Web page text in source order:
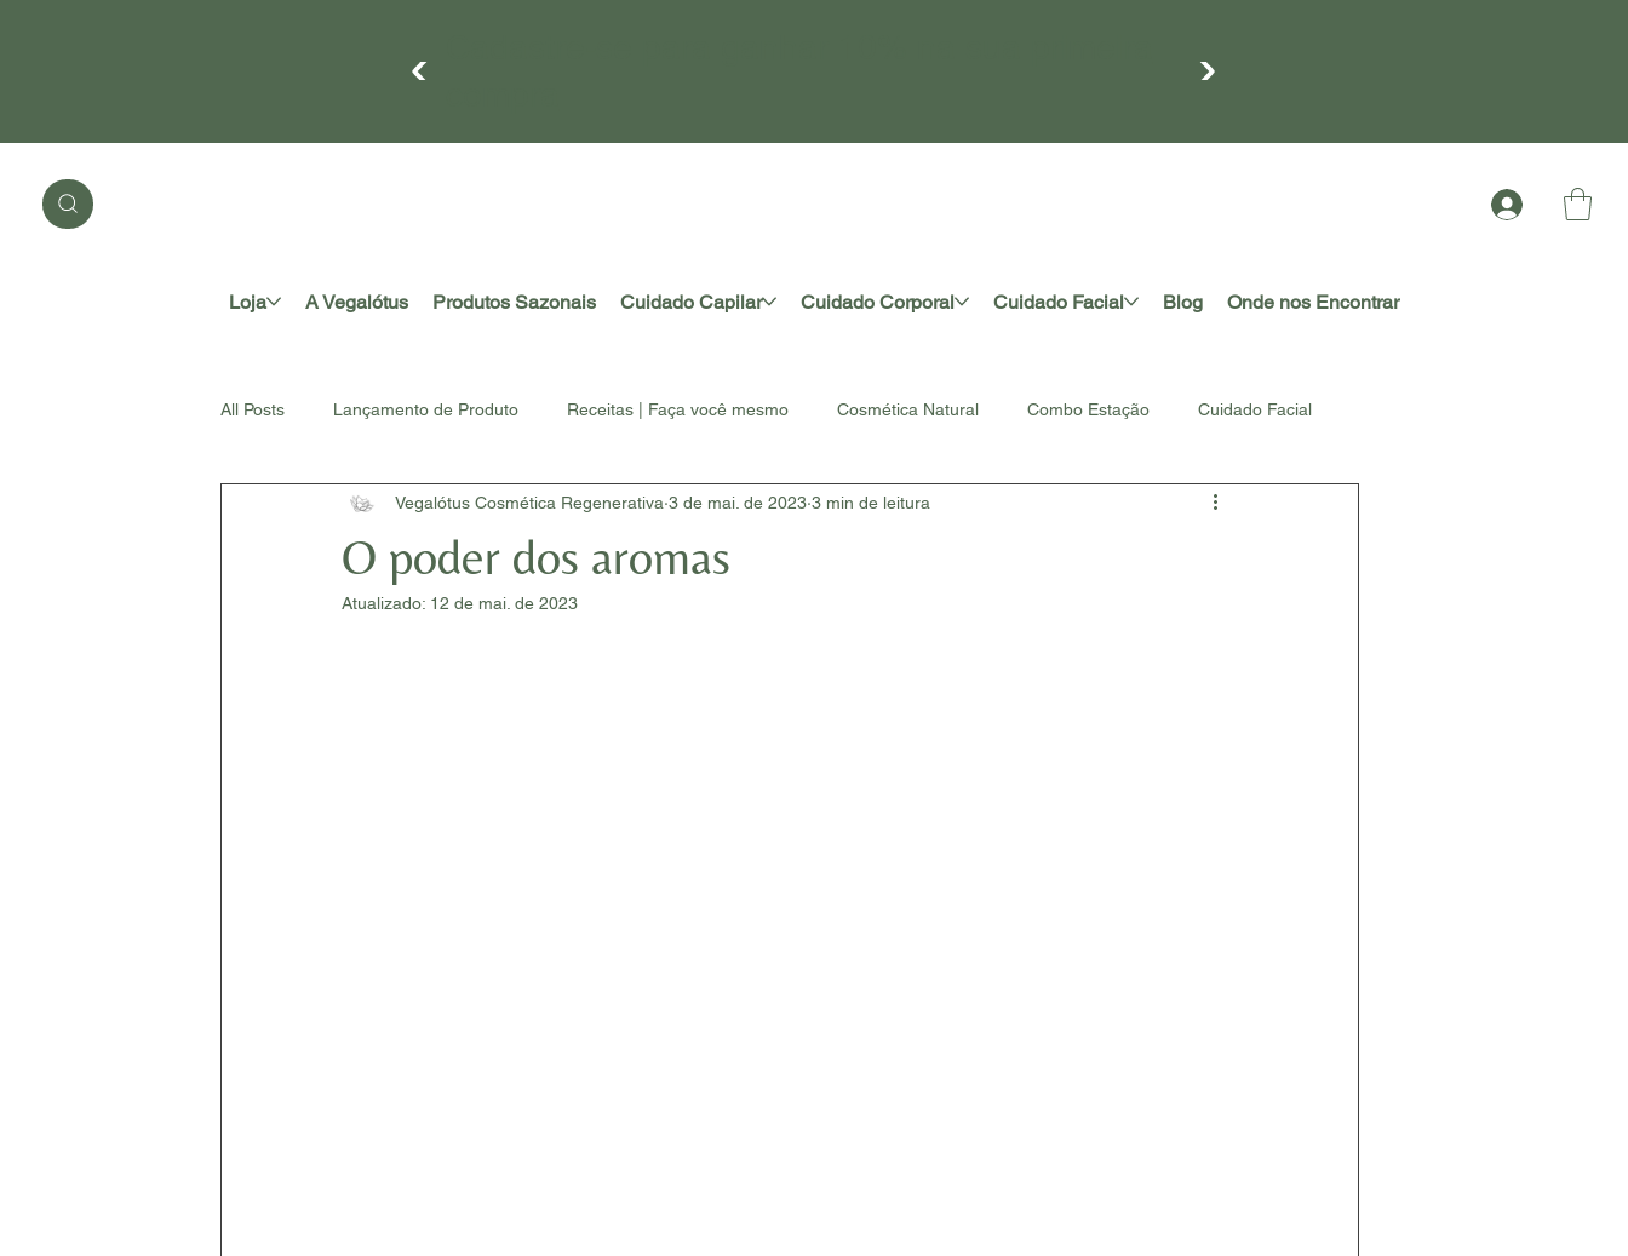
Loja A Vegalótus Produtos Sazonais Cuidado Capilar Cuidado Corporal Cuidado Facial Blog Onde nos Encontrar
All Posts Lançamento de Produto Receitas | Faça você mesmo Cosmética Natural Combo Estação Cuidado Facial
#somosnatureza Acessório Artesanal
O poder dos aromas
Vegalótus Cosmética Regenerativa 3 de mai. de 2023 3 min de leitura
Atualizado: 12 de mai. de 2023